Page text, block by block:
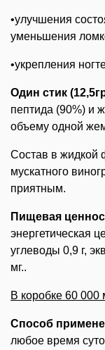
•улучшения
уменьшения
•укрепления
Один стик
пептида (90%) и
объему одной
Состав в жидкой
мускатного
приятным.
Пищевая
энергетическая
углеводы 0,9 г,
мг..
В коробке 60 000
Способ
любое время